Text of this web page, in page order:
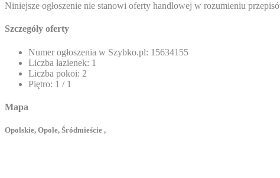
Niniejsze ogłoszenie nie stanowi oferty handlowej w rozumieniu
Szczegóły oferty
Numer ogłoszenia w Szybko.pl: 15634155
Liczba łazienek: 1
Liczba pokoi: 2
Piętro: 1 / 1
Mapa
Opolskie, Opole, Śródmieście ,